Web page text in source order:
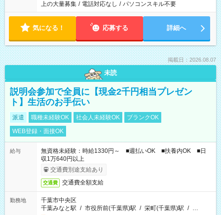
上の大量募集 / 電話対応なし / パソコンスキル不要
気になる！ 応募する 詳細へ
掲載日：2026.08.07
未読
説明会参加で全員に【現金2千円相当プレゼン
ト】生活のお手伝い
派遣 職種未経験OK 社会人未経験OK
ブランクOK
WEB登録・面接OK
給与
無資格未経験：時給1330円～ ■週払いOK ■扶養内OK ■日
収1万640円以上
交通費別途支給あり
交通費 交通費全額支給
勤務地
千葉市中央区
千葉みなと駅 / 市役所前(千葉県)駅 / 栄町(千葉県)駅 / …